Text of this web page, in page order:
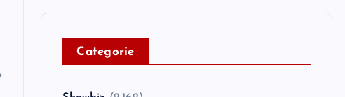
Categorie